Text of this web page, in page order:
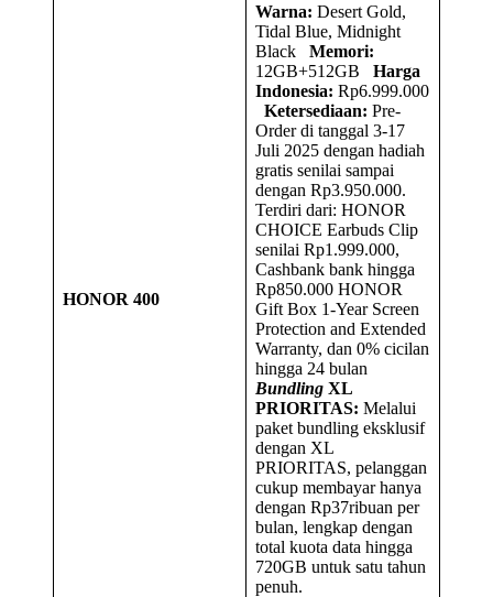
HONOR 400
Warna: Desert Gold,
Tidal Blue, Midnight
Black Memori:
12GB+512GB Harga
Indonesia: Rp6.999.000
Ketersediaan: Pre-
Order di tanggal 3-17
Juli 2025 dengan hadiah
gratis senilai sampai
dengan Rp3.950.000.
Terdiri dari: HONOR
CHOICE Earbuds Clip
senilai Rp1.999.000,
Cashbank bank hingga
Rp850.000 HONOR
Gift Box 1-Year Screen
Protection and Extended
Warranty, dan 0% cicilan
hingga 24 bulan
Bundling XL
PRIORITAS: Melalui
paket bundling eksklusif
dengan XL
PRIORITAS, pelanggan
cukup membayar hanya
dengan Rp37ribuan per
bulan, lengkap dengan
total kuota data hingga
720GB untuk satu tahun
penuh.